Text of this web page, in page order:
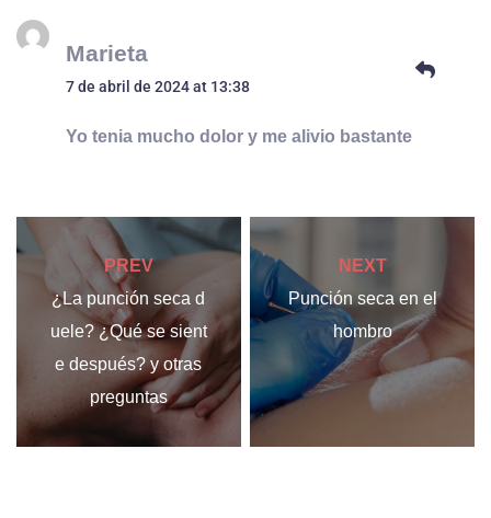
Marieta
7 de abril de 2024 at 13:38
Yo tenia mucho dolor y me alivio bastante
PREV
¿La punción seca d
uele? ¿Qué se sient
e después? y otras
preguntas
NEXT
Punción seca en el
hombro